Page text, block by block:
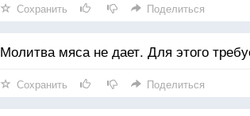
Сохранить Поделиться
Молитва мяса не дает. Для этого
Сохранить Поделиться